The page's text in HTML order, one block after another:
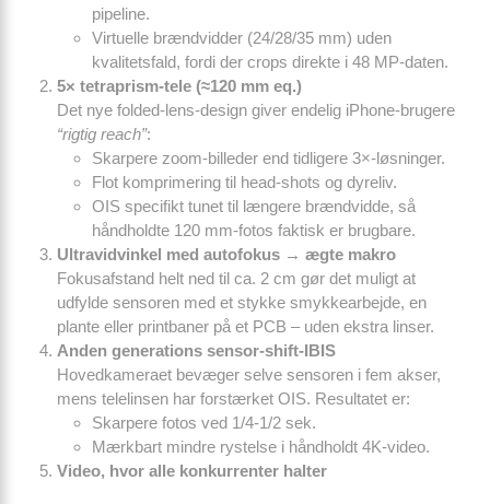
pipeline.
Virtuelle brændvidder (24/28/35 mm) uden
kvalitetsfald, fordi der crops direkte i 48 MP-daten.
5× tetraprism-tele (≈120 mm eq.)
Det nye folded-lens-design giver endelig iPhone-brugere
“rigtig reach”:
Skarpere zoom-billeder end tidligere 3×-løsninger.
Flot komprimering til head-shots og dyreliv.
OIS specifikt tunet til længere brændvidde, så
håndholdte 120 mm-fotos faktisk er brugbare.
Ultravidvinkel med autofokus → ægte makro
Fokusafstand helt ned til ca. 2 cm gør det muligt at
udfylde sensoren med et stykke smykke­arbejde, en
plante eller print­baner på et PCB – uden ekstra linser.
Anden generations sensor-shift-IBIS
Hovedkameraet bevæger selve sensoren i fem akser,
mens telelinsen har forstærket OIS. Resultatet er:
Skarpere fotos ved 1/4-1/2 sek.
Mærkbart mindre rystelse i håndholdt 4K-video.
Video, hvor alle konkurrenter halter